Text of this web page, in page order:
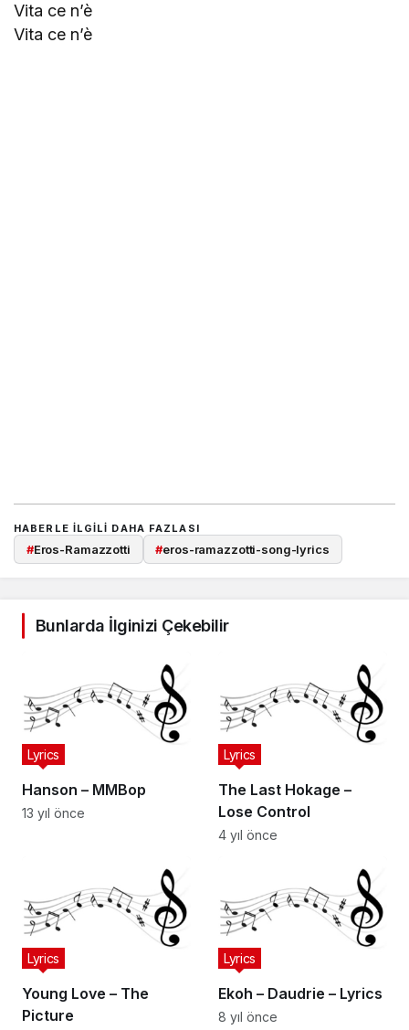
Vita ce n’è
Vita ce n’è
HABERLE ILGILI DAHA FAZLASI
#Eros-Ramazzotti #eros-ramazzotti-song-lyrics
Bunlarda İlginizi Çekebilir
Hanson – MMBop
Lyrics
13 yıl önce
The Last Hokage –
Lose Control
Lyrics
4 yıl önce
Young Love – The
Picture
Lyrics
Ekoh – Daudrie – Lyrics
Lyrics
8 yıl önce